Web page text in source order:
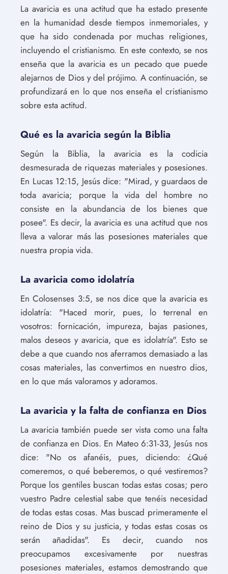
La avaricia es una actitud que ha estado presente
en la humanidad desde tiempos inmemoriales, y
que ha sido condenada por muchas religiones,
incluyendo el cristianismo. En este contexto, se nos
enseña que la avaricia es un pecado que puede
alejarnos de Dios y del prójimo. A continuación, se
profundizará en lo que nos enseña el cristianismo
sobre esta actitud.
Qué es la avaricia según la Biblia
Según la Biblia, la avaricia es la codicia
desmesurada de riquezas materiales y posesiones.
En Lucas 12:15, Jesús dice: "Mirad, y guardaos de
toda avaricia; porque la vida del hombre no
consiste en la abundancia de los bienes que
posee". Es decir, la avaricia es una actitud que nos
lleva a valorar más las posesiones materiales que
nuestra propia vida.
La avaricia como idolatría
En Colosenses 3:5, se nos dice que la avaricia es
idolatría: "Haced morir, pues, lo terrenal en
vosotros: fornicación, impureza, bajas pasiones,
malos deseos y avaricia, que es idolatría". Esto se
debe a que cuando nos aferramos demasiado a las
cosas materiales, las convertimos en nuestro dios,
en lo que más valoramos y adoramos.
La avaricia y la falta de confianza en Dios
La avaricia también puede ser vista como una falta
de confianza en Dios. En Mateo 6:31-33, Jesús nos
dice: "No os afanéis, pues, diciendo: ¿Qué
comeremos, o qué beberemos, o qué vestiremos?
Porque los gentiles buscan todas estas cosas; pero
vuestro Padre celestial sabe que tenéis necesidad
de todas estas cosas. Mas buscad primeramente el
reino de Dios y su justicia, y todas estas cosas os
serán añadidas". Es decir, cuando nos
preocupamos excesivamente por nuestras
posesiones materiales, estamos demostrando que